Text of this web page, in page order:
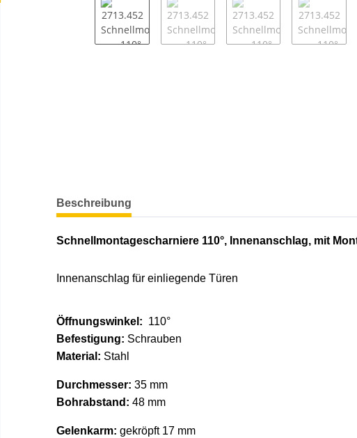
weitere Registerkarten anzeigen
Beschreibung
Schnellmontagescharniere 110°, Innenanschlag, mit
Innenanschlag für einliegende Türen
Öffnungswinkel: 110°
Befestigung: Schrauben
Material: Stahl
Durchmesser: 35 mm
Bohrabstand: 48 mm
Gelenkarm: gekröpft 17 mm